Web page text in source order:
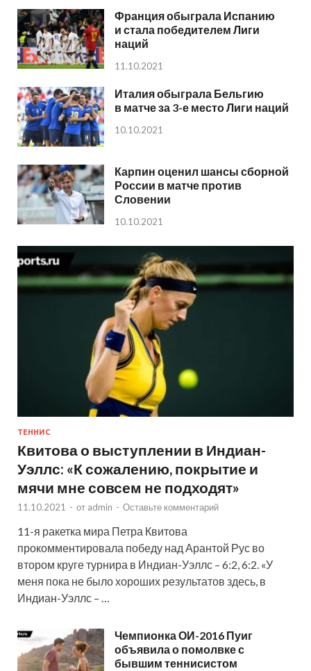
Франция обыграла Испанию
и стала победителем Лиги
наций
11.10.2021
Италия обыграла Бельгию
в матче за 3-е место Лиги наций
10.10.2021
Карпин оценил шансы сборной
России в матче против
Словении
10.10.2021
ТЕННИС
Квитова о выступлении в Индиан-
Уэллс: «К сожалению, покрытие и
мячи мне совсем не подходят»
11.10.2021 - от admin - Оставьте комментарий
11-я ракетка мира Петра Квитова
прокомментировала победу над Арантой Рус во
втором круге турнира в Индиан-Уэллс – 6:2, 6:2. «У
меня пока не было хороших результатов здесь, в
Индиан-Уэллс – …
Чемпионка ОИ-2016 Пуиг
объявила о помолвке с
бывшим теннисистом